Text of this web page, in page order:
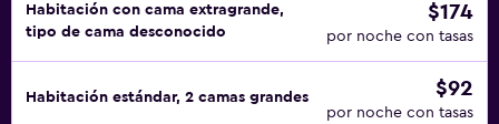
Habitación con cama extragrande,
tipo de cama desconocido
$174
por noche con tasas
Habitación estándar, 2 camas grandes $92
por noche con tasas